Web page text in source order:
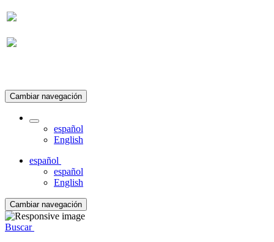
Cambiar navegación
español
English
español
español
English
Cambiar navegación
Buscar